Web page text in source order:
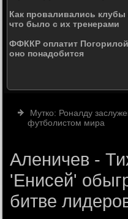
Как проваливались
что было с их тренерами
ФФККР оплатит
оно понадобится
Мутко: Роналду
футболистом мира
Аленичев -
'Енисей'
битве